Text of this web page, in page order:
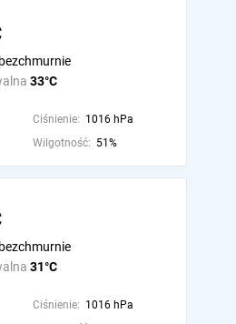
33°C
Ciśnienie: 1016 hPa
Wilgotność: 51%
31°C
Ciśnienie: 1016 hPa